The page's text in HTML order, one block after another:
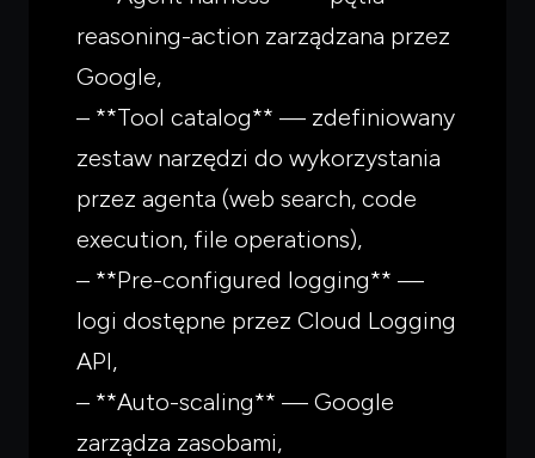
reasoning-action zarządzana przez
Google,
– **Tool catalog** — zdefiniowany
zestaw narzędzi do wykorzystania
przez agenta (web search, code
execution, file operations),
– **Pre-configured logging** —
logi dostępne przez Cloud Logging
API,
– **Auto-scaling** — Google
zarządza zasobami,